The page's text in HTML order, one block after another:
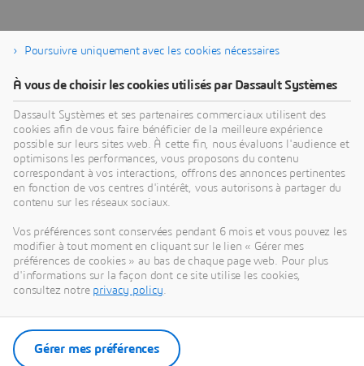
Vous voulez en savoir plus sur
ENOVIA 3DEXPERIENCE ?
Découvrez comment la plate-forme
Poursuivre uniquement avec les cookies nécessaires
À vous de choisir les cookies utilisés par Dassault Systèmes
Dassault Systèmes et ses partenaires commerciaux utilisent des
cookies afin de vous faire bénéficier de la meilleure expérience
possible sur leurs sites web. À cette fin, nous évaluons l'audience et
optimisons les performances, vous proposons du contenu
correspondant à vos interactions, offrons des annonces pertinentes
en fonction de vos centres d'intérêt, vous autorisons à partager du
contenu sur les réseaux sociaux.
Vos préférences sont conservées pendant 6 mois et vous pouvez les
modifier à tout moment en cliquant sur le lien « Gérer mes
préférences de cookies » au bas de chaque page web. Pour plus
d'informations sur la façon dont ce site utilise les cookies,
consultez notre privacy policy.
Gérer mes préférences